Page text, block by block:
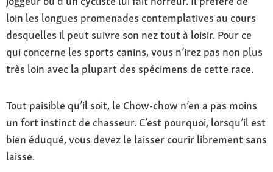
loin les longues promenades contemplatives au cours
desquelles il peut suivre son nez tout à loisir. Pour ce
qui concerne les sports canins, vous n’irez pas non plus
très loin avec la plupart des spécimens de cette race.
Tout paisible qu’il soit, le Chow-chow n’en a pas moins
un fort instinct de chasseur. C’est pourquoi, lorsqu’il est
bien éduqué, vous devez le laisser courir librement sans
laisse.